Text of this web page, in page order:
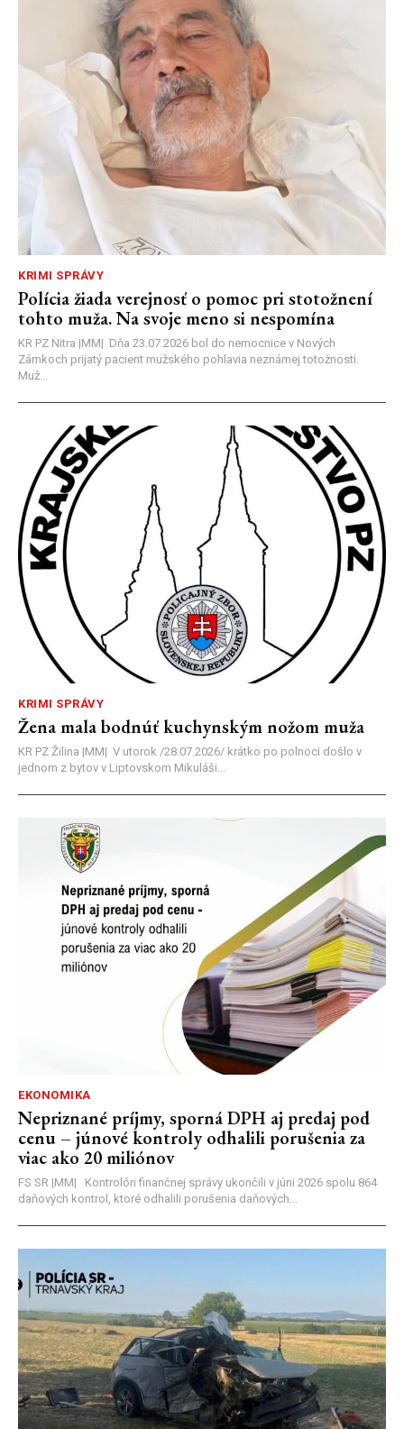
KRIMI SPRÁVY
Polícia žiada verejnosť o pomoc pri stotožnení
tohto muža. Na svoje meno si nespomína
KR PZ Nitra |MM| Dňa 23.07.2026 bol do nemocnice v Nových
Zámkoch prijatý pacient mužského pohlavia neznámej totožnosti.
Muž...
KRIMI SPRÁVY
Žena mala bodnúť kuchynským nožom muža
KR PZ Žilina |MM| V utorok /28.07.2026/ krátko po polnoci došlo v
jednom z bytov v Liptovskom Mikuláši...
EKONOMIKA
Nepriznané príjmy, sporná DPH aj predaj pod
cenu – júnové kontroly odhalili porušenia za
viac ako 20 miliónov
FS SR |MM| Kontrolóri finančnej správy ukončili v júni 2026 spolu 864
daňových kontrol, ktoré odhalili porušenia daňových...